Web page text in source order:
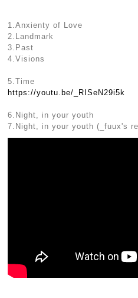
1.Anxienty of Love
2.Landmark
3.Past
4.Visions
5.Time
https://youtu.be/_RISeN29i5k
6.Night, in your youth
7.Night, in your youth (_fuux's